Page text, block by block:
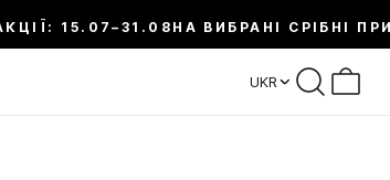
15.07–31.08 НА ВИБРАНІ СРІБНІ
UKR